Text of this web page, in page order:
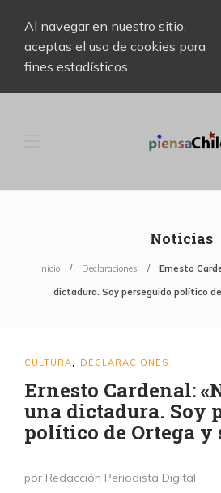
Al navegar en nuestro sitio,
aceptas el uso de cookies para
fines estadísticos.
Noticias
Inicio Declaraciones Ernesto
dictadura. Soy perseguido político
CULTURA DECLARACIONES
Ernesto Cardenal:
una dictadura. Soy
político de Ortega y
por Redacción Periodista Digital